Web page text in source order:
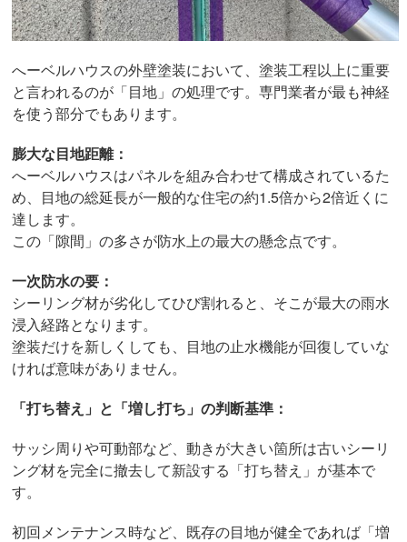
へーベルハウスの外壁塗装において、塗装工程以上に重要
と言われるのが「目地」の処理です。専門業者が最も神経
を使う部分でもあります。
膨大な目地距離：
へーベルハウスはパネルを組み合わせて構成されているた
め、目地の総延長が一般的な住宅の約1.5倍から2倍近くに
達します。
この「隙間」の多さが防水上の最大の懸念点です。
一次防水の要：
シーリング材が劣化してひび割れると、そこが最大の雨水
浸入経路となります。
塗装だけを新しくしても、目地の止水機能が回復していな
ければ意味がありません。
「打ち替え」と「増し打ち」の判断基準：
サッシ周りや可動部など、動きが大きい箇所は古いシーリ
ング材を完全に撤去して新設する「打ち替え」が基本で
す。
初回メンテナンス時など、既存の目地が健全であれば「増